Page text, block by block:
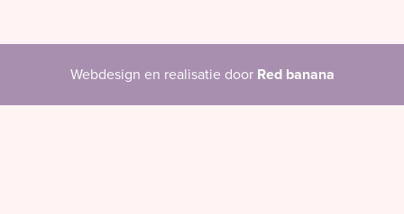
Webdesign en realisatie door Red banana